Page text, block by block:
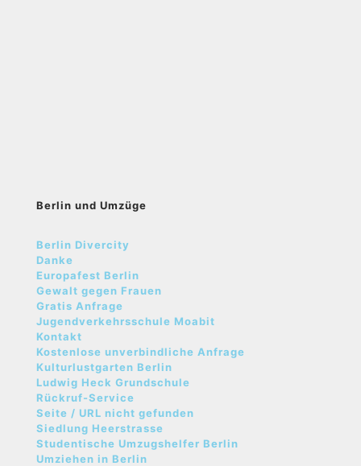
Berlin und Umzüge
Berlin Divercity
Danke
Europafest Berlin
Gewalt gegen Frauen
Gratis Anfrage
Jugendverkehrsschule Moabit
Kontakt
Kostenlose unverbindliche Anfrage
Kulturlustgarten Berlin
Ludwig Heck Grundschule
Rückruf-Service
Seite / URL nicht gefunden
Siedlung Heerstrasse
Studentische Umzugshelfer Berlin
Umziehen in Berlin